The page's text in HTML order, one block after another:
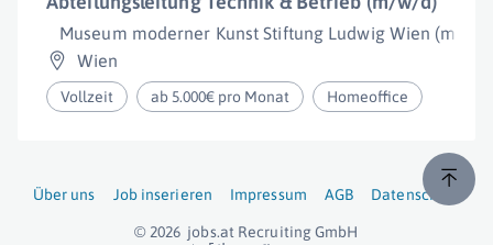
Museum moderner Kunst Stiftung Ludwig Wien
Wien
Vollzeit ab 5.000€ pro Monat Homeoffice
Über uns Job inserieren Impressum AGB Datenschutz
© 2026 jobs.at Recruiting GmbH